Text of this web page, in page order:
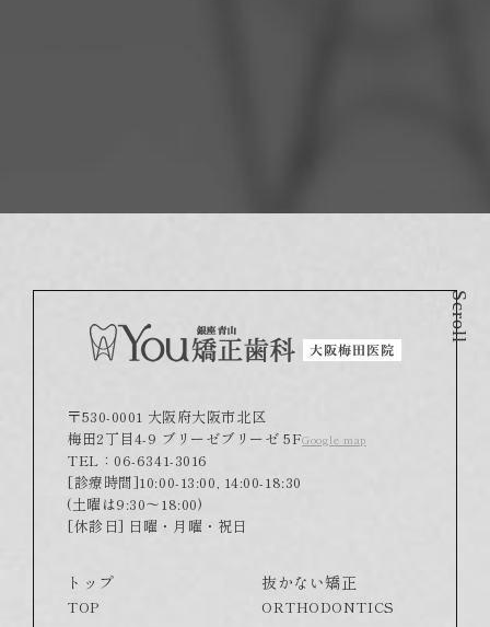
Scroll
〒530-0001 大阪府大阪市北区
梅田2丁目4-9 ブリーゼブリーゼ 5FGoogle map
TEL：06-6341-3016
[診療時間]10:00-13:00, 14:00-18:30
(土曜は9:30～18:00)
[休診日] 日曜・月曜・祝日
トップ
TOP
抜かない矯正
ORTHODONTICS